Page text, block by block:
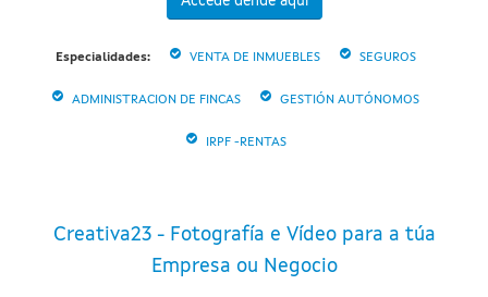
Especialidades: VENTA DE INMUEBLES SEGUROS
ADMINISTRACION DE FINCAS GESTIÓN AUTÓNOMOS
IRPF -RENTAS
Creativa23 - Fotografía e Vídeo para a túa
Empresa ou Negocio